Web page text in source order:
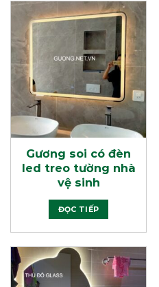
Gương soi có đèn
led treo tường nhà
vệ sinh
ĐỌC TIẾP